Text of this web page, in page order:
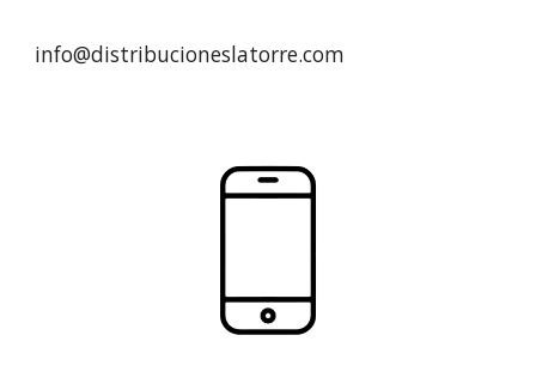
info@distribucioneslatorre.com